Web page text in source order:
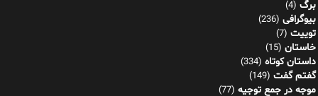
برگ (4)
بیوگرافی (236)
توییت (7)
خاستان (15)
داستان کوتاه (334)
گفتم گفت (149)
موجه در جمع توجیه (77)